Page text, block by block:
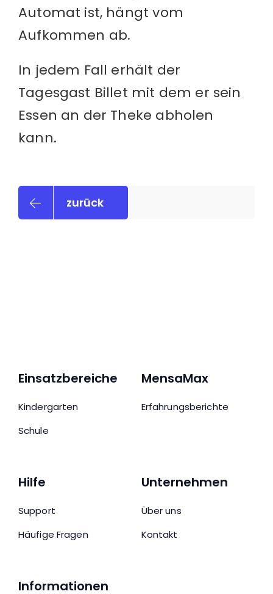
Automat ist, hängt vom
Aufkommen ab.
In jedem Fall erhält der
Tagesgast Billet mit dem er sein
Essen an der Theke abholen
kann.
zurück
Einsatzbereiche
Kindergarten
Schule
MensaMax
Erfahrungsberichte
Hilfe
Support
Häufige Fragen
Unternehmen
Über uns
Kontakt
Informationen